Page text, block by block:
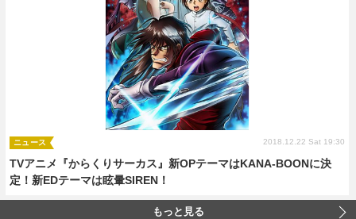
イベント
コスプレ
新帝スタ
ラキりす
番組・動画一覧
連載・ブログ一覧
編集部ブログ・お知らせ
TVアニメ『からくりサーカス』新OPテーマはKANA-BOONに決
定！新EDテーマは眩暈SIREN！
ニュース 2018.12.22 Sat 19:30
もっと見る